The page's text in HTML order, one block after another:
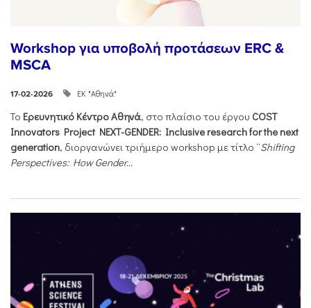
Workshop για υποβολή προτάσεων ERC &
MSCA
17-02-2026 ΕΚ "Αθηνά"
Το Ερευνητικό Κέντρο Αθηνά, στο πλαίσιο του έργου COST
Innovators Project NEXT-GENDER: Inclusive research for the next
generation, διοργανώνει τριήμερο workshop με τίτλο “Shifting
Perspectives: How Gender...